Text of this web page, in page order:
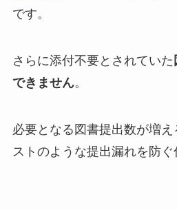
です。
さらに添付不要とされていた
できません。
必要となる図書提出数が増
ストのような提出漏れを防ぐ